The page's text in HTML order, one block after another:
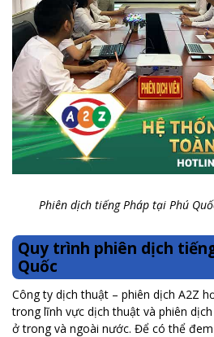
Phiên dịch tiếng Pháp tại Phú
Quy trình phiên dịch
Quốc
Công ty dịch thuật – phiên dịch A2Z
trong lĩnh vực dịch thuật và phiên
ở trong và ngoài nước. Để có thể